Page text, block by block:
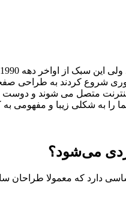
شروع کردند به طراحی
متصل می شوند و دوست
به شکلی زیبا و مفهومی به
می‌شود؟
دارد که معمولا طراحان